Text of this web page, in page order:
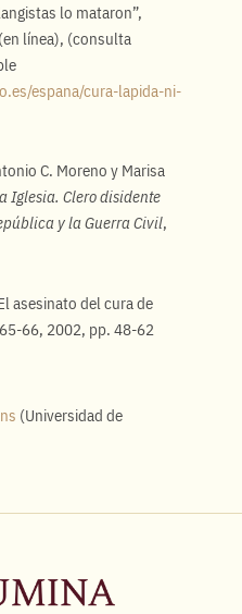
lo mataron”,
línea), (consulta
espana/cura-lapida-ni-
C. Moreno y Marisa
Iglesia. Clero disidente
y la Guerra Civil,
asesinato del cura de
65-66, 2002, pp. 48-62
(Universidad de